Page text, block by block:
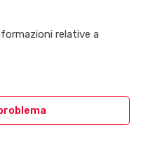
relative a